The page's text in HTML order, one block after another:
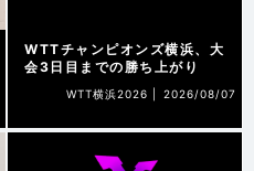
WTTチャンピオンズ横浜、大
会3日目までの勝ち上がり
WTT横浜2026 | 2026/08/07